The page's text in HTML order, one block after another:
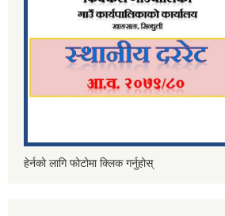
हेर्नको लागि फोटोमा क्लिक गर्नुहोस्